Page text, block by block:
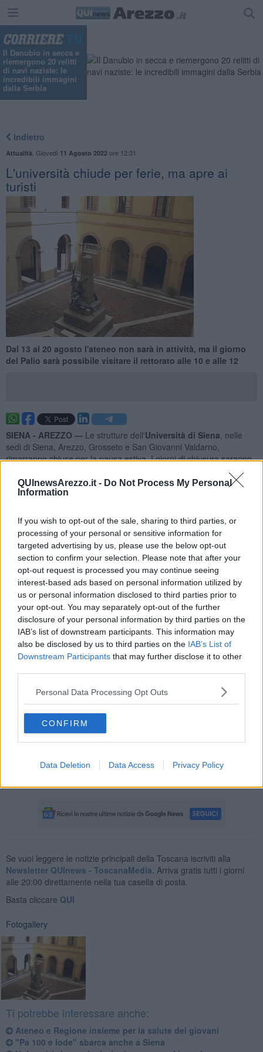
QUInewsArezzo.it - Do Not Process My Personal
Information
If you wish to opt-out of the sale, sharing to third parties, or
processing of your personal or sensitive information for
targeted advertising by us, please use the below opt-out
section to confirm your selection. Please note that after your
opt-out request is processed you may continue seeing
interest-based ads based on personal information utilized by
us or personal information disclosed to third parties prior to
your opt-out. You may separately opt-out of the further
disclosure of your personal information by third parties on the
IAB’s list of downstream participants. This information may
also be disclosed by us to third parties on the IAB’s List of
Downstream Participants that may further disclose it to other
Personal Data Processing Opt Outs
CONFIRM
Data Deletion Data Access Privacy Policy
Il Danubio in secca e
riemergono 20 relitti
di navi naziste: le
incredibili immagini
dalla Serbia
Indietro
Attualità Giovedì 11 Agosto 2022ore 12:31
L'università chiude per ferie, ma apre ai
turisti
Dal 13 al 20 agosto l'ateneo non sarà in attività, ma il giorno
del Palio sarà possibile visitare il rettorato alle 10 e alle 12
SIENA - AREZZO — Le strutture dell'Università di Siena , nelle
sedi di Siena, Arezzo, Grosseto e San Giovanni Valdarno,
rimarranno chiuse per la pausa estiva. I giorni di chiusura saranno
Sala RosaaSienaresterà aperta per attività di studio,
consulenza bibliografica e informazioni anche nel periodo dal 17 al
dell'Ateneo fino al 2 settembre non effettueranno l’apertura
pomeridiana, e riprenderanno l’attività ordinaria dal 5 settembre. Le
informazioni sono online nel portale di Ateneo.
Durante il periodo di chiusura delle strutture universitarie
continuano regolarmente online le attività diimmatricolazione ai
corsi universitari. La procedura è pubblicata nella pagina web del
portale di Ateneo dedicata alle immatricolazioni.
16 agosto , in occasione della giornata di festa cittadina del
, il Palazzo del Rettorato dell’Università di Siena sarà
aperto al mattino in via straordinaria.Alle ore 10 e alle ore 12 si
terranno infatti delle visite guidate gratuite,
nel corso delle quali
verranno illustrate al pubblico le sale storiche e le opere d’arte
conservate in Rettorato; sarà inoltre possibile salire all'antico
osservatorio metereologico-astronomico per ammirare lo splendido
panorama della città da una visuale inconsueta.
occorre presentarsi, senza prenotazione,di fronte al
monumento nel cortile del palazzo del Rettorato in anticipo rispetto
all’orario della visita. Tutte le informazioni sulle visite guidate sono
Se vuoi leggere le notizie principali della Toscana iscriviti alla
Newsletter QUInews - ToscanaMedia. Arriva gratis tutti i giorni
alle 20:00 direttamente nella tua casella di posta.
Basta cliccare QUI
Fotogallery
Ti potrebbe interessare anche:
Ateneo e Regione insieme per la salute dei giovani
"Pa 100 e lode" sbarca anche a Siena